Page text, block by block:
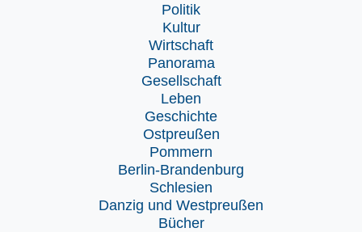
Politik
Kultur
Wirtschaft
Panorama
Gesellschaft
Leben
Geschichte
Ostpreußen
Pommern
Berlin-Brandenburg
Schlesien
Danzig und Westpreußen
Bücher